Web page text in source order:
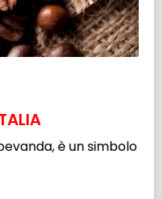
è un simbolo